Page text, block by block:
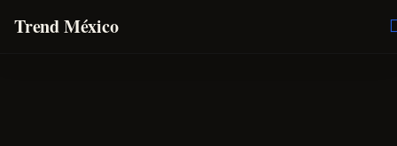
Trend México